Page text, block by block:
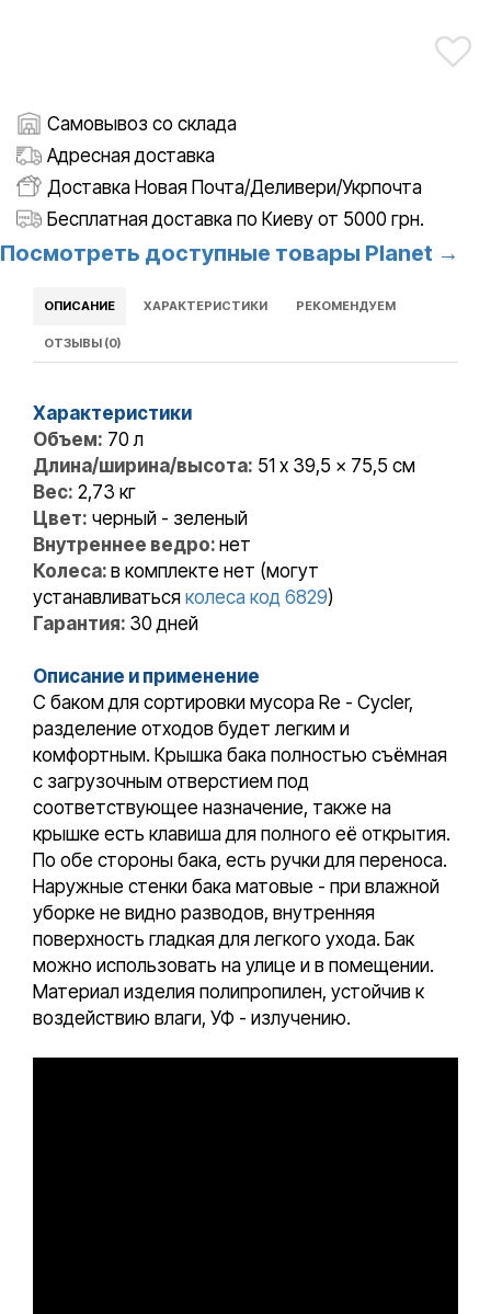
Самовывоз со склада
Адресная доставка
Доставка Новая Почта/Деливери/Укрпочта
Бесплатная доставка по Киеву от 5000 грн.
Посмотреть доступные товары Planet →
ОПИСАНИЕ ХАРАКТЕРИСТИКИ РЕКОМЕНДУЕМ
ОТЗЫВЫ (0)
Характеристики
Объем: 70 л
Длина/ширина/высота: 51 x 39,5 x 75,5 см
Вес: 2,73 кг
Цвет: черный - зеленый
Внутреннее ведро: нет
Колеса: в комплекте нет (могут
устанавливаться колеса код 6829)
Гарантия: 30 дней
Описание и применение
С баком для сортировки мусора Re - Сycler,
разделение отходов будет легким и
комфортным. Крышка бака полностью съёмная
с загрузочным отверстием под
соответствующее назначение, также на
крышке есть клавиша для полного её открытия.
По обе стороны бака, есть ручки для переноса.
Наружные стенки бака матовые - при влажной
уборке не видно разводов, внутренняя
поверхность гладкая для легкого ухода. Бак
можно использовать на улице и в помещении.
Материал изделия полипропилен, устойчив к
воздействию влаги, УФ - излучению.